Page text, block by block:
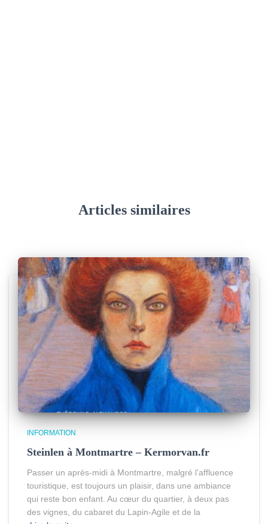
Articles similaires
INFORMATION
Steinlen à Montmartre – Kermorvan.fr
Passer un après-midi à Montmartre, malgré l’affluence
touristique, est toujours un plaisir, dans une ambiance
qui reste bon enfant. Au cœur du quartier, à deux pas
des vignes, du cabaret du Lapin-Agile et de la